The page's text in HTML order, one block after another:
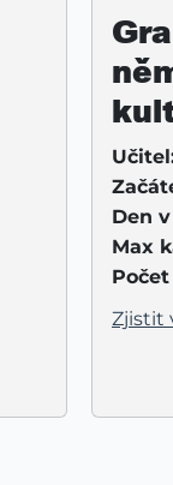
Den
Max
Zjistit